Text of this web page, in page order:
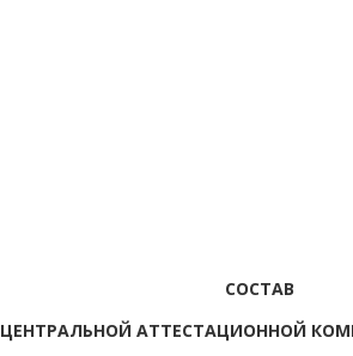
СОСТАВ
ЦЕНТРАЛЬНОЙ АТТЕСТАЦИОННОЙ